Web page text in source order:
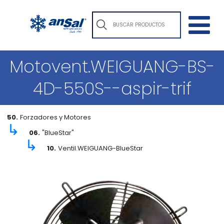
Motovent.WEIGUANG-BS-
4D-550S--aspir-trif
50. Forzadores y Motores
↳ 06. "BlueStar"
↳ 10. Ventil.WEIGUANG-BlueStar